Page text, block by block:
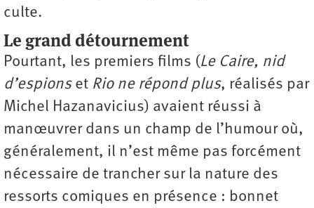
culte.
Le grand détournement
Pourtant, les premiers films (Le Caire, nid
d’espionset Rio ne répond plus, réalisés par
Michel Hazanavicius) avaient réussi à
manœuvrer dans un champ de l’humour où,
généralement, il n’est même pas forcément
nécessaire de trancher sur la nature des
ressorts comiques en présence : bonnet